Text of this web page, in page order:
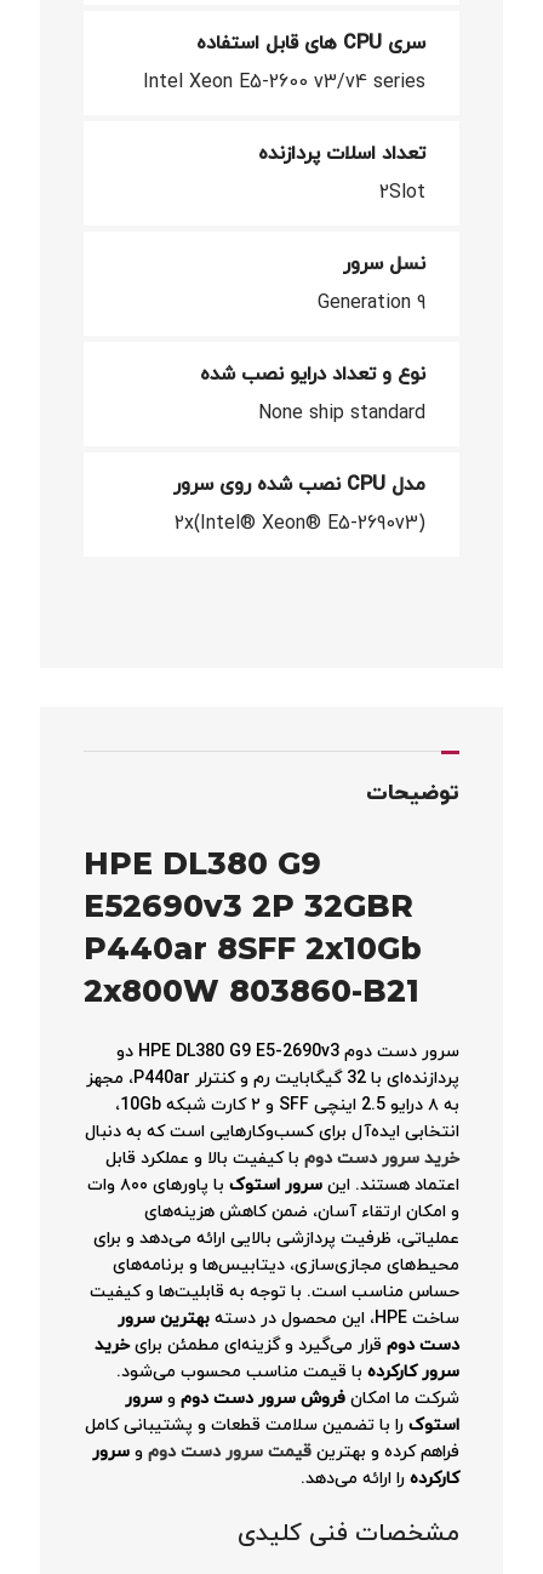
سری CPU های قابل استفاده
Intel Xeon E5-2600 v3/v4 series
تعداد اسلات پردازنده
2Slot
نسل سرور
Generation 9
نوع و تعداد درایو نصب شده
None ship standard
مدل CPU نصب شده روی سرور
2x(Intel® Xeon® E5-2690v3)
توضیحات
HPE DL380 G9
E52690v3 2P 32GBR
P440ar 8SFF 2x10Gb
2x800W 803860-B21
سرور دست دوم HPE DL380 G9 E5-2690v3 دو
پردازنده‌ای با 32 گیگابایت رم و کنترلر P440ar، مجهز
به ۸ درایو 2.5 اینچی SFF و ۲ کارت شبکه 10Gb،
انتخابی ایده‌آل برای کسب‌وکارهایی است که به دنبال
خرید سرور دست دوم با کیفیت بالا و عملکرد قابل
اعتماد هستند. این سرور استوک
با پاورهای ۸۰۰ وات
و امکان ارتقاء آسان، ضمن کاهش هزینه‌های
عملیاتی، ظرفیت پردازشی بالایی ارائه می‌دهد و برای
محیط‌های مجازی‌سازی، دیتابیس‌ها و برنامه‌های
حساس مناسب است. با توجه به قابلیت‌ها و کیفیت
ساخت HPE، این محصول در دسته
بهترین سرور
دست دوم قرار می‌گیرد و گزینه‌ای مطمئن برایخرید
سرور کارکرده با قیمت مناسب محسوب می‌شود.
شرکت ما امکان فروش سرور دست دوم و سرور
استوک را با تضمین سلامت قطعات و پشتیبانی کامل
فراهم کرده و بهترین قیمت سرور دست دوم و سرور
کارکرده را ارائه می‌دهد.
مشخصات فنی کلیدی